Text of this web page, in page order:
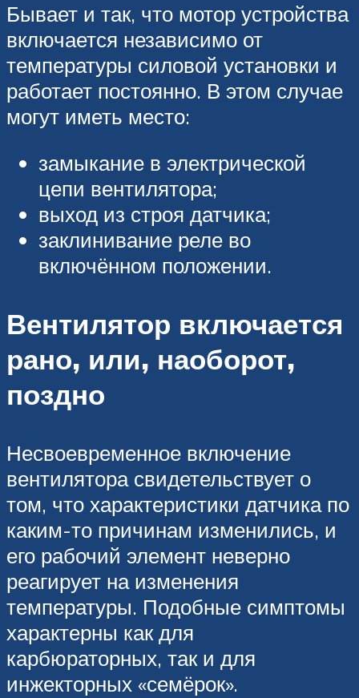
Бывает и так, что мотор устройства
включается независимо от
температуры силовой установки и
работает постоянно. В этом случае
могут иметь место:
замыкание в электрической
цепи вентилятора;
выход из строя датчика;
заклинивание реле во
включённом положении.
Вентилятор включается
рано, или, наоборот,
поздно
Несвоевременное включение
вентилятора свидетельствует о
том, что характеристики датчика по
каким-то причинам изменились, и
его рабочий элемент неверно
реагирует на изменения
температуры. Подобные симптомы
характерны как для
карбюраторных, так и для
инжекторных «семёрок».